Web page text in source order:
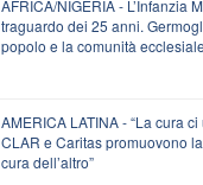
AFRICA/NIGERIA - L’Infanzia
traguardo dei 25 anni.
popolo e la comunità ecclesiale
AMERICA LATINA - “La cura
CLAR e Caritas promuovono
cura dell’altro”